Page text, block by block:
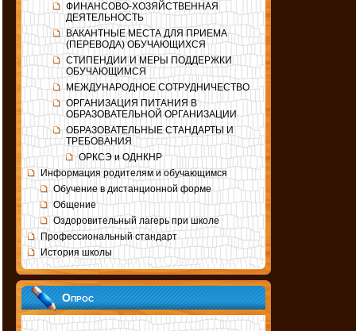
ФИНАНСОВО-ХОЗЯЙСТВЕННАЯ
ДЕЯТЕЛЬНОСТЬ
ВАКАНТНЫЕ МЕСТА ДЛЯ ПРИЕМА
(ПЕРЕВОДА) ОБУЧАЮЩИХСЯ
СТИПЕНДИИ И МЕРЫ ПОДДЕРЖКИ
ОБУЧАЮЩИМСЯ
МЕЖДУНАРОДНОЕ СОТРУДНИЧЕСТВО
ОРГАНИЗАЦИЯ ПИТАНИЯ В
ОБРАЗОВАТЕЛЬНОЙ ОРГАНИЗАЦИИ
ОБРАЗОВАТЕЛЬНЫЕ СТАНДАРТЫ И
ТРЕБОВАНИЯ
ОРКСЭ и ОДНКНР
Информация родителям и обучающимся
Обучение в дистанционной форме
Общение
Оздоровительный лагерь при школе
Профессиональный стандарт
История школы
Опрос